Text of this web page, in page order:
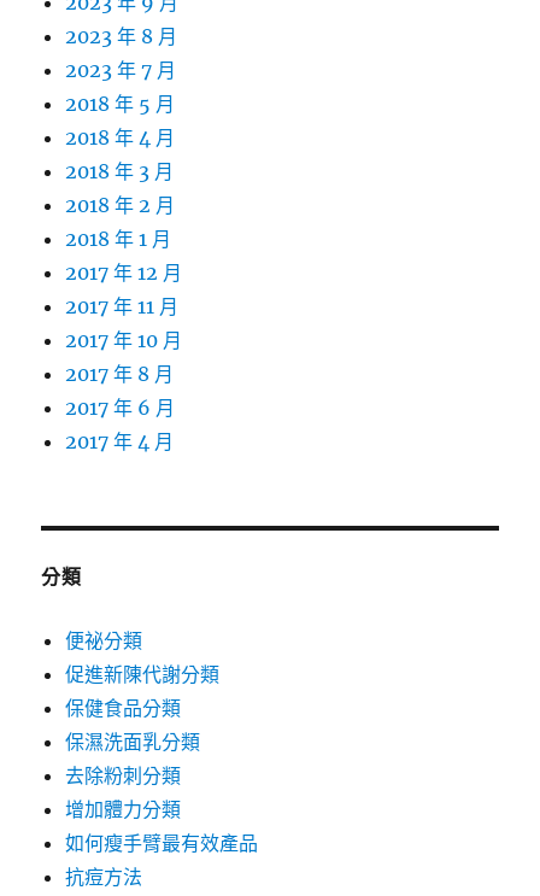
2023 年 8 月
2023 年 7 月
2018 年 5 月
2018 年 4 月
2018 年 3 月
2018 年 2 月
2018 年 1 月
2017 年 12 月
2017 年 11 月
2017 年 10 月
2017 年 8 月
2017 年 6 月
2017 年 4 月
分類
便祕分類
促進新陳代謝分類
保健食品分類
保濕洗面乳分類
去除粉刺分類
增加體力分類
如何瘦手臂最有效產品
抗痘方法